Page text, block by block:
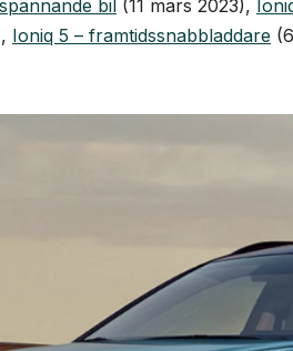
bil (11 mars 2023),
Ioniq 5 – framtidssnabbladdare